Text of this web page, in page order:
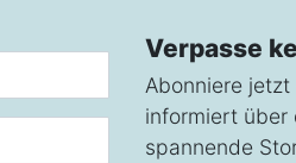
Verpasse
Abonniere
informiert über
spannende